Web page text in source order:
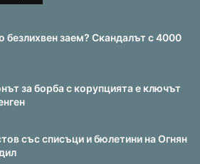
безлихвен заем? Скандалът с 4000
за борба с корупцията е ключът
със списъци и бюлетини на Огнян